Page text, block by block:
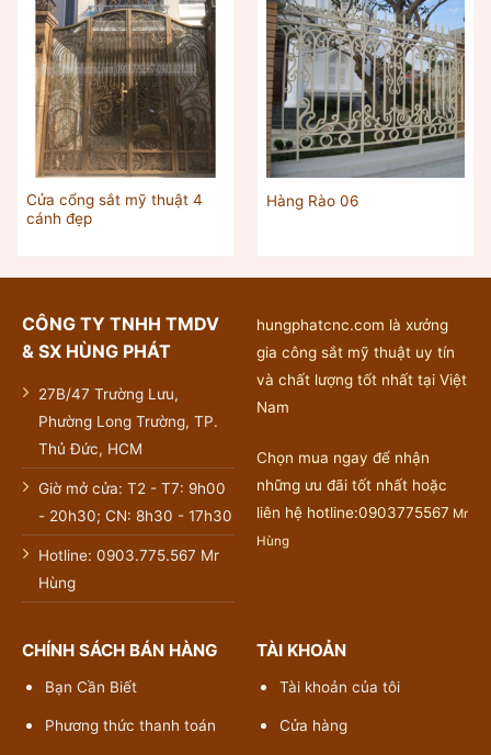
Cửa cổng sắt mỹ thuật 4
cánh đẹp
Hàng Rào 06
CÔNG TY TNHH TMDV
& SX HÙNG PHÁT
27B/47 Trường Lưu,
Phường Long Trường, TP.
Thủ Đức, HCM
Giờ mở cửa: T2 - T7: 9h00
- 20h30; CN: 8h30 - 17h30
Hotline: 0903.775.567 Mr
Hùng
hungphatcnc.com là xưởng
gia công sắt mỹ thuật uy tín
và chất lượng tốt nhất tại Việt
Nam
Chọn mua ngay để nhận
những ưu đãi tốt nhất hoặc
liên hệ hotline:0903775567 Mr
Hùng
CHÍNH SÁCH BÁN HÀNG
Bạn Cần Biết
Phương thức thanh toán
TÀI KHOẢN
Tài khoản của tôi
Cửa hàng